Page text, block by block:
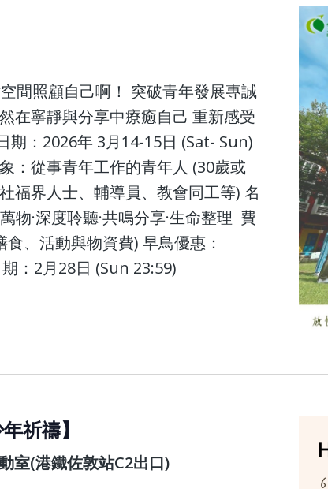
間照顧自己啊！ 突破青年發展專誠
在寧靜與分享中療癒自己 重新感受
：2026年 3月14-15日 (Sat- Sun)
：從事青年工作的青年人 (30歲或
福界人士、輔導員、教會同工等) 名
物·深度聆聽·共鳴分享·生命整理 費
、活動與物資費) 早鳥優惠：
：2月28日 (Sun 23:59)
祈禱】
室(港鐵佐敦站C2出口)